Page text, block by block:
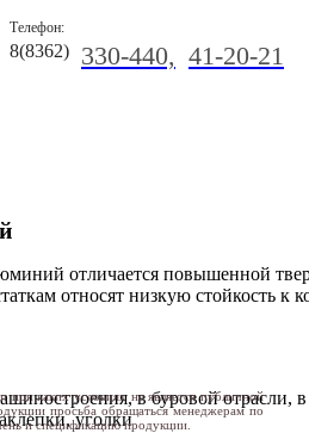
Телефон:
8(8362) 330-440, 41-20-21
отличается повышенной
относят низкую стойкость к
в буровой отрасли,
уголки
каких условиях не является публичной
просьба обращаться менеджерам по
и спецификацию продукции.